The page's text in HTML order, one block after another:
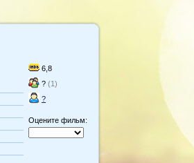
6,8
? (1)
?
Оцените фильм: